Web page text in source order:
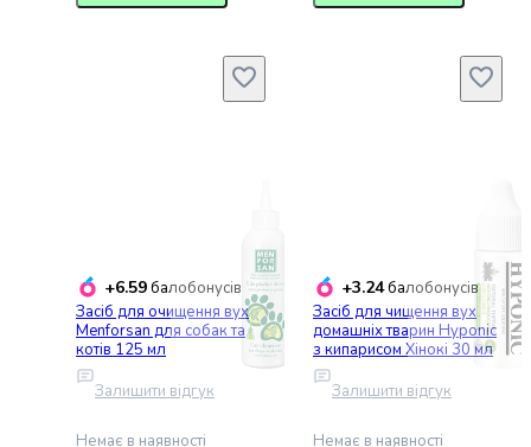
Жувальні
цукерки
панетоне
Тістечка
Шоколадні
фігурки
та
Торти
+6.59балобонусів
Засіб для очищення вух
Menforsan для собак та
котів 125 мл
Залишити відгук
Немає в наявності
+3.24балобонусів
Засіб для чищення вух
домашніх тварин Hyponic
з кипарисом Хінокі 30 мл
Залишити відгук
Немає в наявності